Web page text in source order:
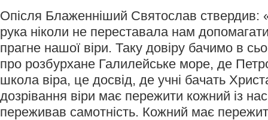
Опісля Блаженніший Святослав ствердив:
рука ніколи не переставала нам
прагне нашої віри. Таку довіру бачимо в
про розбурхане Галилейське море, де
школа віра, це досвід, де учні бачать
дозрівання віри має пережити кожний із
переживав самотність. Кожний має